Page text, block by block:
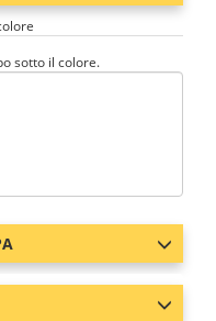
sotto il colore.